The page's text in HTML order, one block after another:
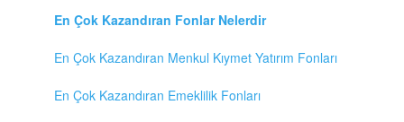
En Çok Kazandıran Fonlar Nelerdir
En Çok Kazandıran Menkul Kıymet Yatırım Fonları
En Çok Kazandıran Emeklilik Fonları